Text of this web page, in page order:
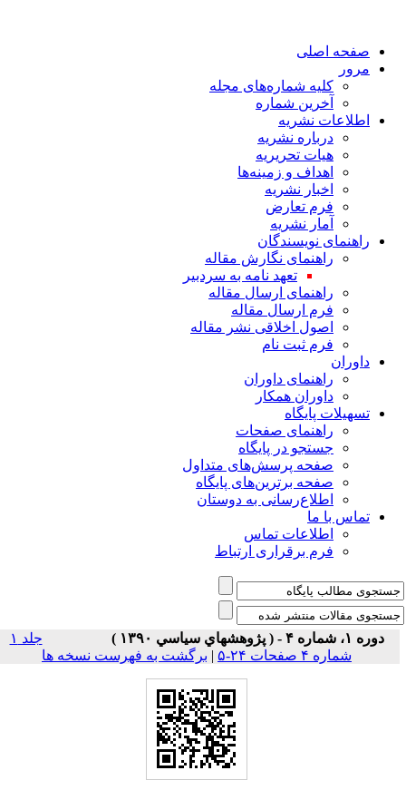
صفحه اصلی
مرور
کلیه شماره‌های مجله
آخرین شماره
اطلاعات نشریه
درباره نشریه
هیات تحریریه
اهداف و زمینه‌ها
اخبار نشریه
فرم تعارض
آمار نشریه
راهنمای نویسندگان
راهنمای نگارش مقاله
تعهد نامه به سردبیر
راهنمای ارسال مقاله
فرم ارسال مقاله
اصول اخلاقی نشر مقاله
فرم ثبت نام
داوران
راهنمای داوران
داوران همکار
تسهیلات پایگاه
راهنمای صفحات
جستجو در پایگاه
صفحه پرسش‌های متداول
صفحه برترین‌های پایگاه
اطلاع‌رسانی به دوستان
تماس با ما
اطلاعات تماس
فرم برقراری ارتباط
دوره ۱، شماره ۴ - ( پژوهشهاي سياسي ۱۳۹۰ )
جلد ۱
شماره ۴ صفحات ۲۴-۵
|برگشت به فهرست نسخه ها